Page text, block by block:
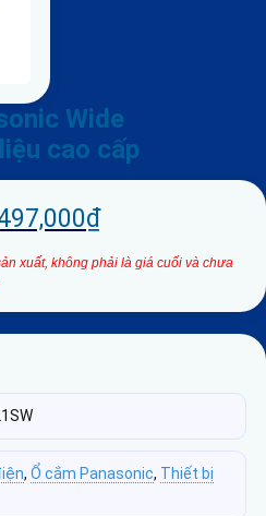
Wide
cao cấp
₫
xuất, không phải là giá cuối và chưa
, Ổ cắm Panasonic, Thiết bị